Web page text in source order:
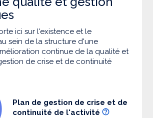
ici sur l'existence et le
sein de la structure d'une
continue de la qualité et
de crise et de continuité
Plan de gestion de crise et de
continuité de l'activité